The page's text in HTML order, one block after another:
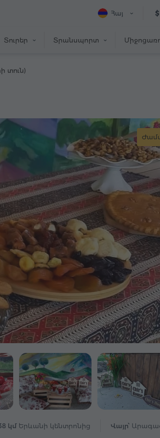
$
Հայ
Տուրեր Տրանսպորտ
տուն)
կմԵրևանի կենտրոնից Վայր՝